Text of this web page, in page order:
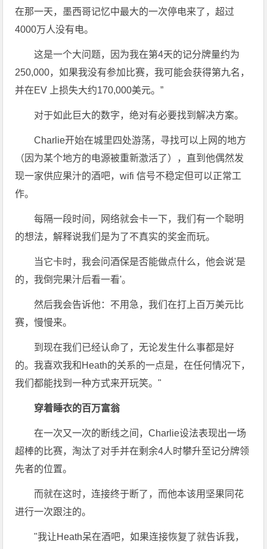
在那一天，墨西哥记忆中最大的一次停电来了，超过
4000万人没有电。
这是一个大问题，因为我在第4天的记分牌量约为
250,000，如果我没有参加比赛，我可能会获得第九名，
并在EV 上损失大约170,000美元。”
对于如此巨大的数字，绝对有必要找到解决方案。
Charlie开始在城里四处游荡，寻找可以上网的地方
（因为某个地方的电源被重新激活了），直到他偶然发
现一家供应果汁的酒吧，wifi 信号不稳定但可以正常工
作。
每隔一段时间，网络就会卡一下，我们有一个聪明
的想法，解释说我们是为了不真实的奖金而玩。
当它卡时，我会问酒保是否能做点什么，他会说'是
的，我倒完果汁后看一看'。
然后我会告诉他：不用急，我们在打上百万美元比
赛，慢慢来。
到现在我们已经认命了，无论发生什么事都是好
的。我喜欢我和Heath的关系的一点是，在任何情况下，
我们都能找到一种方式来开玩笑。"
穿着睡衣的百万富翁
在一次又一次的断线之间，Charlie设法表现出一场
超棒的比赛，淘汰了对手并在剩余4人时攀升至记分牌领
先者的位置。
而就在这时，连接终于断了，而他本该用坚果同花
进行一次跟注的。
"我让Heath呆在酒吧，如果连接恢复了就告诉我，